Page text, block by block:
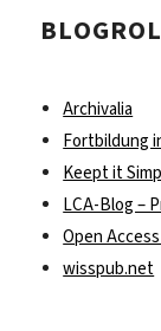
Archivalia
Fortbildung
Keept it
LCA-Blog –
Open
wisspub.net